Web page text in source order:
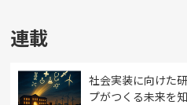
連載
社会実装に向けた
プがつくる未来を